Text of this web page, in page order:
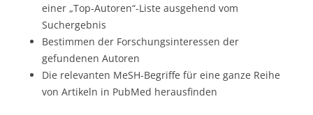
einer „Top-Autoren“-Liste ausgehend vom
Suchergebnis
Bestimmen der Forschungsinteressen der
gefundenen Autoren
Die relevanten MeSH-Begriffe für eine ganze Reihe
von Artikeln in PubMed herausfinden